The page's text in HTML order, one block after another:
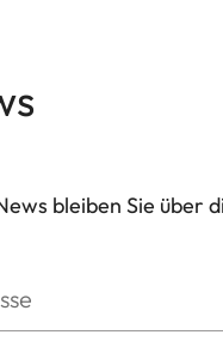
bleiben Sie